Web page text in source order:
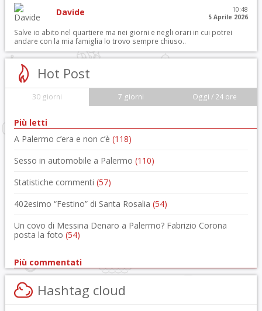
Davide
10:48
5 Aprile 2026
Salve io abito nel quartiere ma nei giorni e negli orari in cui potrei
andare con la mia famiglia lo trovo sempre chiuso..
Hot Post
30 giorni 7 giorni Oggi / 24 ore
Più letti
A Palermo c’era e non c’è (118)
Sesso in automobile a Palermo (110)
Statistiche commenti (57)
402esimo “Festino” di Santa Rosalia (54)
Un covo di Messina Denaro a Palermo? Fabrizio Corona
posta la foto (54)
Più commentati
Hashtag cloud